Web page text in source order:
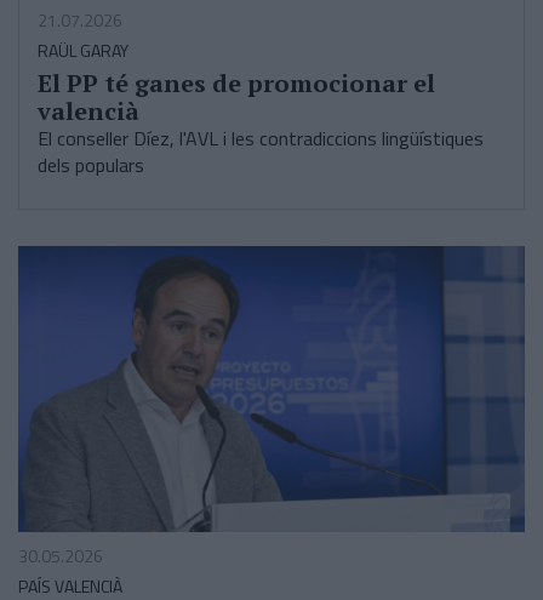
21.07.2026
RAÜL GARAY
El PP té ganes de promocionar el
valencià
El conseller Díez, l'AVL i les contradiccions lingüístiques
dels populars
30.05.2026
PAÍS VALENCIÀ